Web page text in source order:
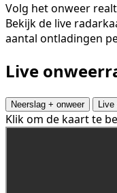
Volg het onweer
Bekijk de live
aantal ontladingen
Live
Neerslag + onweer Live
Klik om de kaart te